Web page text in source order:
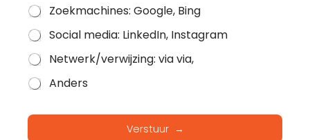
Zoekmachines: Google, Bing
Social media: LinkedIn, Instagram
Netwerk/verwijzing: via via,
Anders
Verstuur